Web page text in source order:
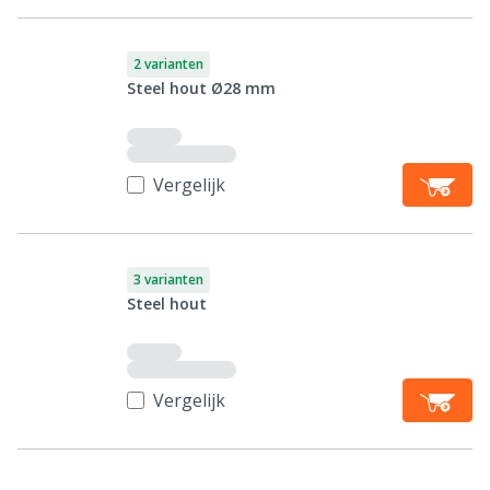
2 varianten
Steel hout Ø28 mm
Vergelijk
3 varianten
Steel hout
Vergelijk